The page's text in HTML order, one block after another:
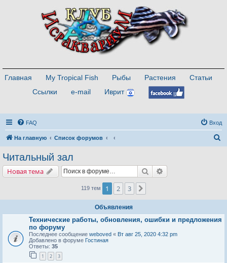
Главная My Tropical Fish Рыбы Растения
Статьи
Ссылки
e-mail Иврит
FAQ Вход
На главную Список форумов
Читальный зал
Новая тема Поиск
119 тем 1 2 3
Объявления
Технические работы, обновления, ошибки и предложения
по форуму
Последнее сообщение weboved « Вт авг 25, 2020 4:32 pm
Добавлено в форуме Гостиная
Ответы: 35
1 2 3